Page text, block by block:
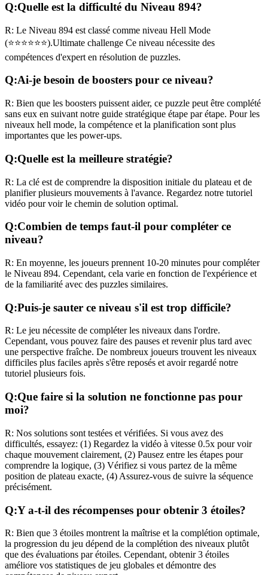
Q:Quelle est la difficulté du Niveau 894?
R: Le Niveau 894 est classé comme niveau Hell Mode
(⭐⭐⭐⭐⭐⭐).Ultimate challenge Ce niveau nécessite des
compétences d'expert en résolution de puzzles.
Q:Ai-je besoin de boosters pour ce niveau?
R: Bien que les boosters puissent aider, ce puzzle peut être complété
sans eux en suivant notre guide stratégique étape par étape. Pour les
niveaux hell mode, la compétence et la planification sont plus
importantes que les power-ups.
Q:Quelle est la meilleure stratégie?
R: La clé est de comprendre la disposition initiale du plateau et de
planifier plusieurs mouvements à l'avance. Regardez notre tutoriel
vidéo pour voir le chemin de solution optimal.
Q:Combien de temps faut-il pour compléter ce
niveau?
R: En moyenne, les joueurs prennent 10-20 minutes pour compléter
le Niveau 894. Cependant, cela varie en fonction de l'expérience et
de la familiarité avec des puzzles similaires.
Q:Puis-je sauter ce niveau s'il est trop difficile?
R: Le jeu nécessite de compléter les niveaux dans l'ordre.
Cependant, vous pouvez faire des pauses et revenir plus tard avec
une perspective fraîche. De nombreux joueurs trouvent les niveaux
difficiles plus faciles après s'être reposés et avoir regardé notre
tutoriel plusieurs fois.
Q:Que faire si la solution ne fonctionne pas pour
moi?
R: Nos solutions sont testées et vérifiées. Si vous avez des
difficultés, essayez: (1) Regardez la vidéo à vitesse 0.5x pour voir
chaque mouvement clairement, (2) Pausez entre les étapes pour
comprendre la logique, (3) Vérifiez si vous partez de la même
position de plateau exacte, (4) Assurez-vous de suivre la séquence
précisément.
Q:Y a-t-il des récompenses pour obtenir 3 étoiles?
R: Bien que 3 étoiles montrent la maîtrise et la complétion optimale,
la progression du jeu dépend de la complétion des niveaux plutôt
que des évaluations par étoiles. Cependant, obtenir 3 étoiles
améliore vos statistiques de jeu globales et démontre des